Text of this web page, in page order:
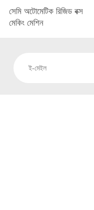
সেমি অটোমেটিক রিজিড বক্স
মেকিং মেশিন